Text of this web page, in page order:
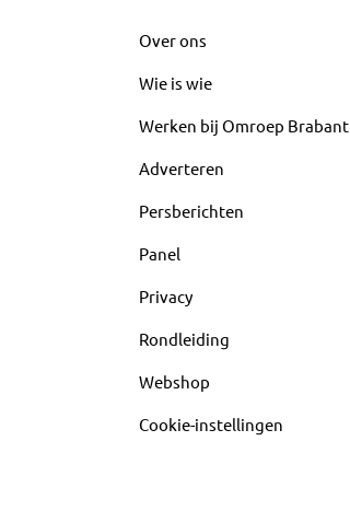
Over ons
Wie is wie
Werken bij Omroep Brabant
Adverteren
Persberichten
Panel
Privacy
Rondleiding
Webshop
Cookie-instellingen